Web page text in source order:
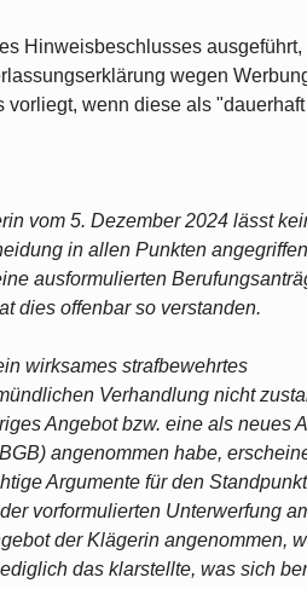
Hinweisbeschlusses ausgeführt,
wegen
wenn diese als
vom 5. Dezember 2024 lässt
in allen Punkten
ausformulierten
dies offenbar so verstanden.
wirksames strafbewehrtes
Verhandlung nicht
Angebot bzw. eine als neues
angenommen habe,
Argumente für den
vorformulierten Unterwerfung
der Klägerin angenommen,
das klarstellte, was sich